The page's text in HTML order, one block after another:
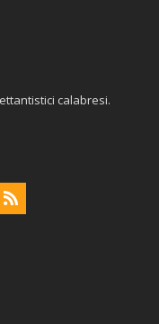
calabresi.